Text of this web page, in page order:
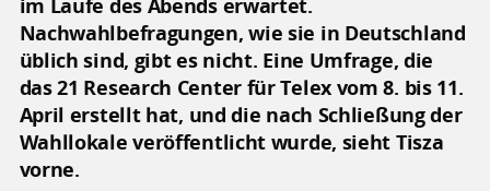
Nachwahlbefragungen, wie sie in Deutschland
üblich sind, gibt es nicht. Eine Umfrage, die
das 21 Research Center für Telex vom 8. bis 11.
April erstellt hat, und die nach Schließung der
Wahllokale veröffentlicht wurde, sieht Tisza
vorne.